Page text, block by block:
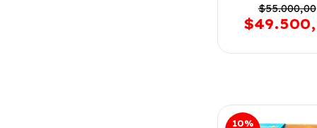
VERSION
JM5900
$55.000,00
10%